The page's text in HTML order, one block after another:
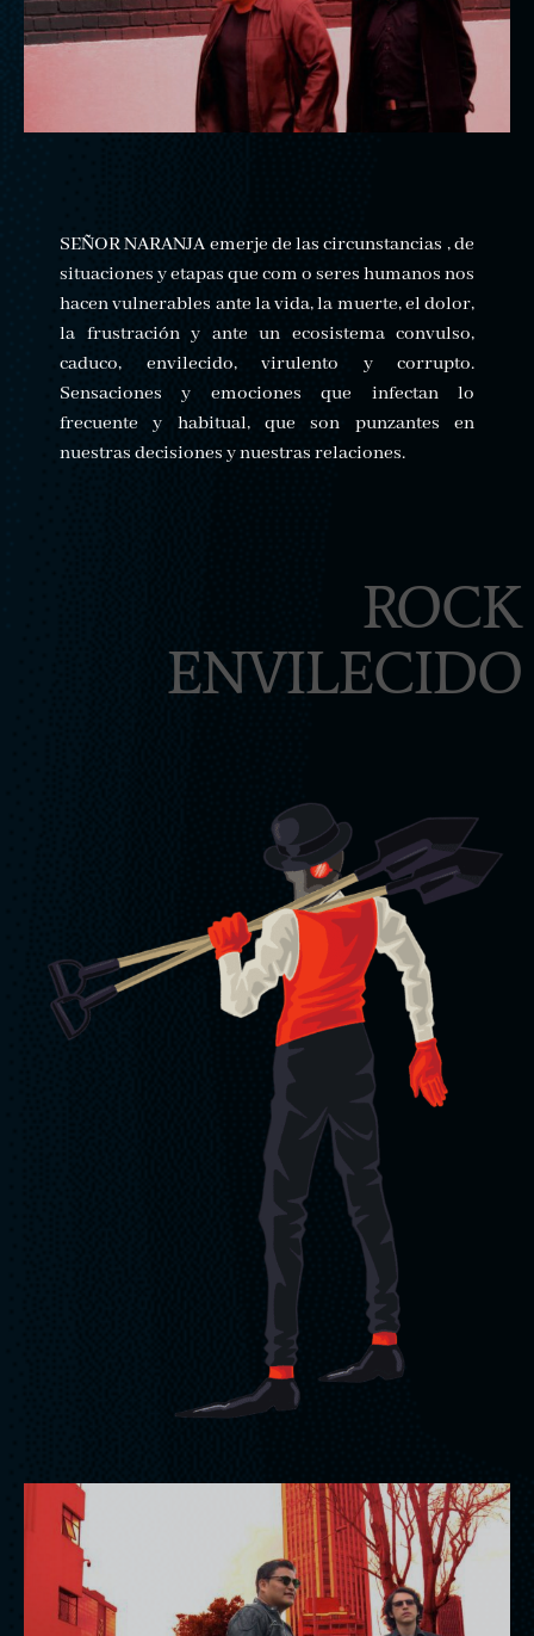
SEÑOR NARANJA emerje de las circunstancias , de
situaciones y etapas que com o seres humanos nos
hacen vulnerables ante la vida, la muerte, el dolor,
la frustración y ante un ecosistema convulso,
caduco, envilecido, virulento y corrupto.
Sensaciones y emociones que infectan lo
frecuente y habitual, que son punzantes en
nuestras decisiones y nuestras relaciones.
ROCK
ENVILECIDO